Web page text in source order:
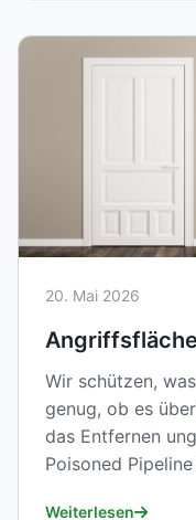
20. Mai 2026
Wir schützen,
genug, ob es
das Entfernen
Poisoned
Weiterlesen